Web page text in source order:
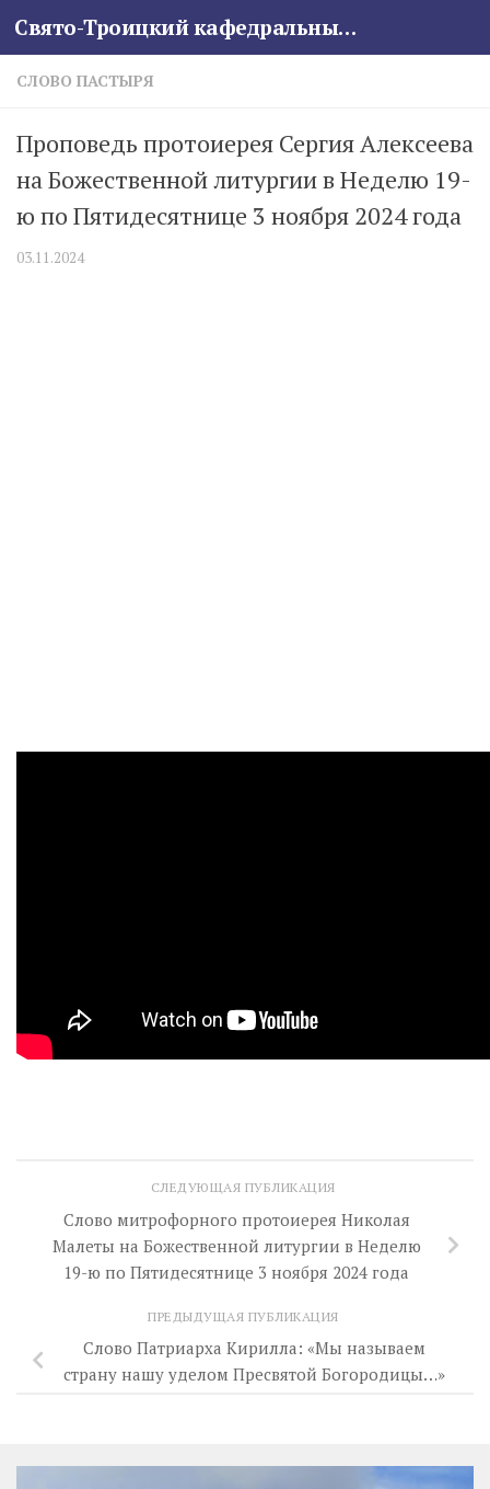
Skip to content Свято-Троицкий кафедральный собор
СЛОВО ПАСТЫРЯ
Проповедь протоиерея Сергия Алексеева
на Божественной литургии в Неделю 19-
ю по Пятидесятнице 3 ноября 2024 года
03.11.2024
СЛЕДУЮЩАЯ ПУБЛИКАЦИЯ
Слово митрофорного протоиерея Николая
Малеты на Божественной литургии в Неделю
19-ю по Пятидесятнице 3 ноября 2024 года
ПРЕДЫДУЩАЯ ПУБЛИКАЦИЯ
Слово Патриарха Кирилла: «Мы называем
страну нашу уделом Пресвятой Богородицы…»